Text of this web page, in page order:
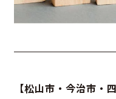
【松山市・今治市・